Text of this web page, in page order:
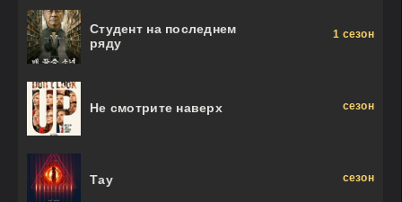
Студент на последнем
ряду
1 сезон
Не смотрите наверх сезон
Тау сезон